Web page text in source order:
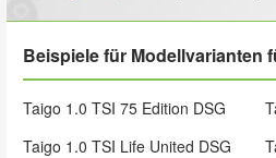
Beispiele für Modellvarianten
Taigo 1.0 TSI 75 Edition DSG
Taigo 1.0 TSI Life United DSG